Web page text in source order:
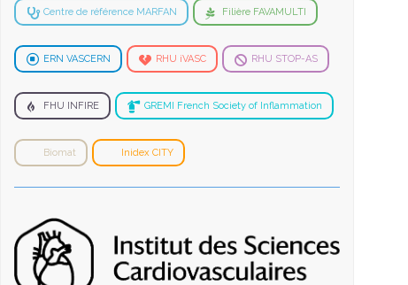
Centre de référence MARFAN Filière FAVAMULTI
ERN VASCERN RHU iVASC RHU STOP-AS
FHU INFIRE GREMI French Society of Inflammation
Biomat Inidex CITY